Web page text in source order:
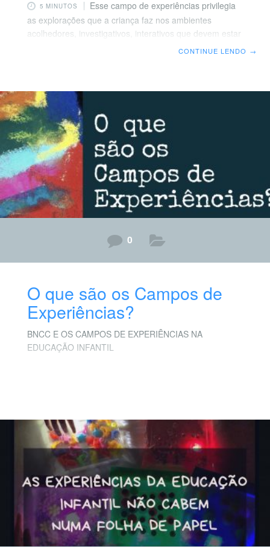
5 MINUTOS
Esse campo de experiências privilegia
as explorações que a criança faz nos ambientes
acolhedores, investigativos, interativos que devem estar
presentes nas institiuições de Educação Infantil.
percursos expressivos ligados a música, dança, artes,
teatro, literatura e as práticas culturais. Práticas
culturais na Educação Infantil Vivemos num mundo
onde a intervenção de sons e imagens permeiam
nosso cotidiano e isso
CONTINUE LENDO →
0
O que são os Campos de
Experiências?
BNCC E OS CAMPOS DE EXPERIÊNCIAS NA
EDUCAÇÃO INFANTIL